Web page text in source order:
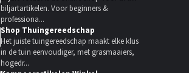
biljartartikelen. Voor beginners &
professiona...
Shop Thuingereedschap
Het juiste tuingereedschap maakt elke klus
in de tuin eenvoudiger, met grasmaaiers,
hogedr...